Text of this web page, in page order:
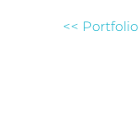
<< Portfolio